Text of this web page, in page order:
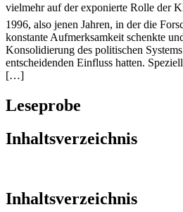
vielmehr auf der exponierte Rolle der
1996, also jenen Jahren, in der die
konstante Aufmerksamkeit schenkte
Konsolidierung des politischen
entscheidenden Einfluss hatten.
[…]
Leseprobe
Inhaltsverzeichnis
Inhaltsverzeichnis